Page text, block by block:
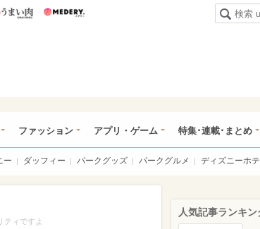
いパン うまい肉
ファッション アプリ・ゲーム 特集･連載･まとめ
ー ダッフィー パークグッズ パークグルメ ディズニーホ
ティですよ
人気記事ランキン